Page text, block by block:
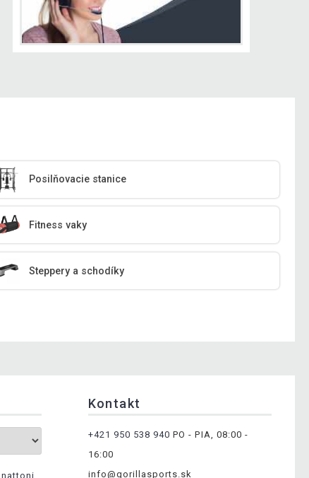
Posilňovacie stanice
Fitness vaky
Steppery a schodíky
Kontakt
+421 950 538 940 PO - PIA, 08:00 -
16:00
info@gorillasports.sk